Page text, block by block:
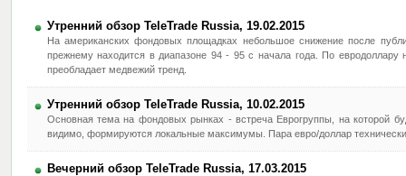
Утренний обзор TeleTrade Russia, 19.02.2015
На американских фондовых площадках небольшое снижение после
прежнему находится в диапазоне 94 - 95 с начала года. По евродоллару
преобладает медвежий тренд.
Утренний обзор TeleTrade Russia, 10.02.2015
Основная тема на фондовых рынках - встреча Еврогруппы, на которой
видимо, формируются локальные максимумы. Пара евро/доллар
Вечерний обзор TeleTrade Russia, 17.03.2015